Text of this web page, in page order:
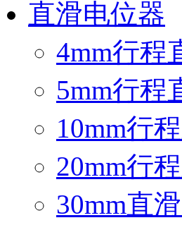
直滑电位器
4mm行程
5mm行程
10mm行
20mm行
30mm直